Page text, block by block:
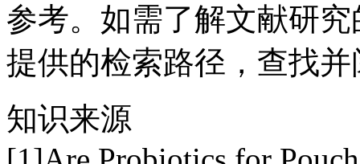
参考。如需了解文献研
提供的检索路径，查找
知识来源